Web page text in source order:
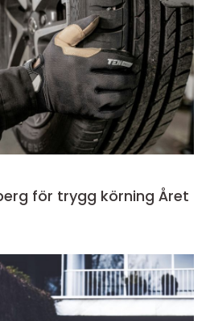
för trygg körning Året